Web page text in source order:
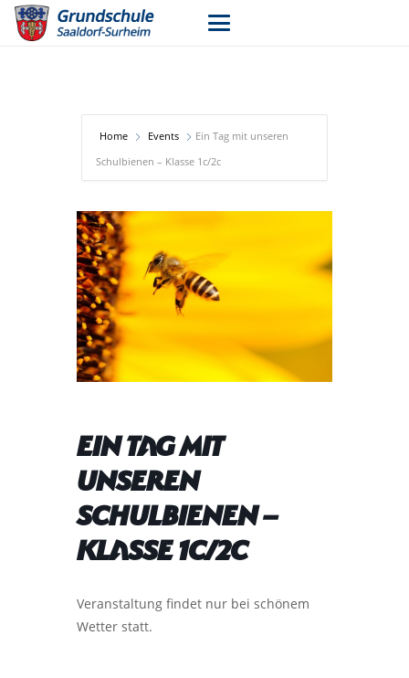
Home Events
Ein Tag mit unseren
Schulbienen – Klasse 1c/2c
Ein Tag mit
unseren
Schulbienen –
Klasse 1c/2c
Veranstaltung findet nur bei schönem
Wetter statt.